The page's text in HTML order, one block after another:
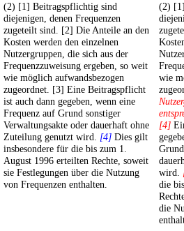
(2) [1] Beitragspflichtig sind
diejenigen, denen Frequenzen
zugeteilt sind. [2] Die Anteile an den
Kosten werden den einzelnen
Nutzergruppen, die sich aus der
Frequenzzuweisung ergeben, so weit
wie möglich aufwandsbezogen
zugeordnet. [3] Eine Beitragspflicht
ist auch dann gegeben, wenn eine
Frequenz auf Grund sonstiger
Verwaltungsakte oder dauerhaft ohne
Zuteilung genutzt wird. [4] Dies gilt
insbesondere für die bis zum 1.
August 1996 erteilten Rechte, soweit
sie Festlegungen über die Nutzung
von Frequenzen enthalten.
(2)
wie
[4]
wird.
die
die